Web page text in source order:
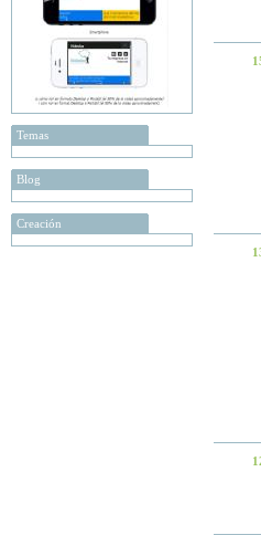
Temas
Blog
Creación